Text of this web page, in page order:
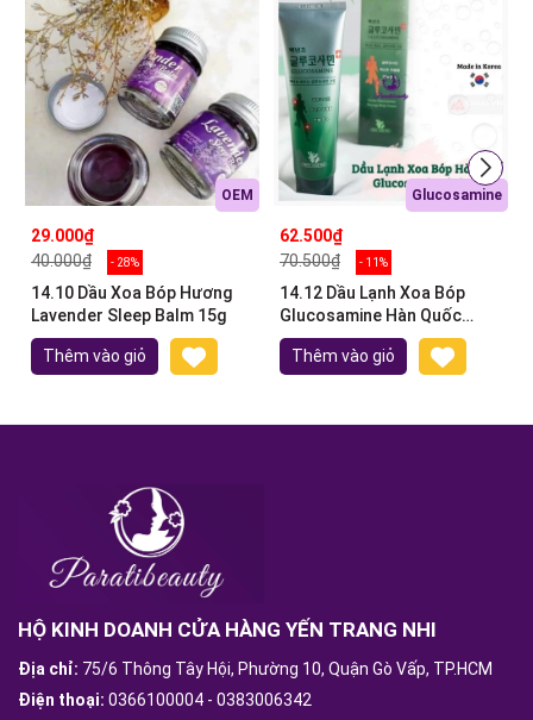
OEM
29.000₫
40.000₫
- 28%
14.10 Dầu Xoa Bóp Hương
Lavender Sleep Balm 15g
Thêm vào giỏ
Glucosamine
62.500₫
70.500₫
- 11%
14.12 Dầu Lạnh Xoa Bóp
Glucosamine Hàn Quốc
150ml
Thêm vào giỏ
HỘ KINH DOANH CỬA HÀNG YẾN TRANG NHI
Địa chỉ: 75/6 Thông Tây Hội, Phường 10, Quận Gò Vấp, TP.HCM
Điện thoại: 0366100004 - 0383006342